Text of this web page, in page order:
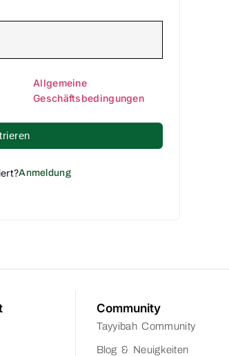
Allgemeine
Geschäftsbedingungen
Anmeldung
Community
Tayyibah Community
Blog & Neuigkeiten